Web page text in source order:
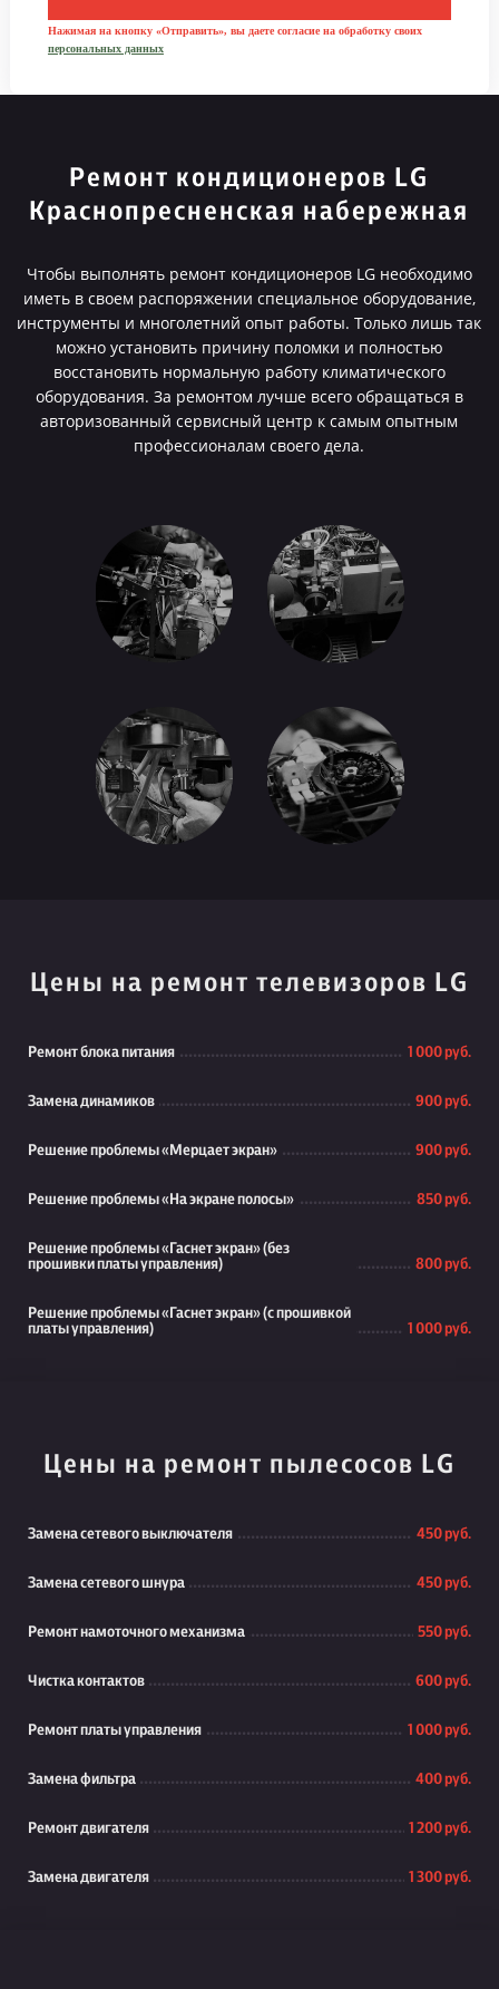
Нажимая на кнопку «Отправить», вы даете согласие на обработку своих
персональных данных
Ремонт кондиционеров LG
Краснопресненская набережная
Чтобы выполнять ремонт кондиционеров LG необходимо
иметь в своем распоряжении специальное оборудование,
инструменты и многолетний опыт работы. Только лишь так
можно установить причину поломки и полностью
восстановить нормальную работу климатического
оборудования. За ремонтом лучше всего обращаться в
авторизованный сервисный центр к самым опытным
профессионалам своего дела.
Цены на ремонт телевизоров LG
Ремонт блока питания 1 000 руб.
Замена динамиков 900 руб.
Решение проблемы «Мерцает экран» 900 руб.
Решение проблемы «На экране полосы» 850 руб.
Решение проблемы «Гаснет экран» (без
прошивки платы управления)
800 руб.
Решение проблемы «Гаснет экран» (с прошивкой
платы управления)
1 000 руб.
Цены на ремонт пылесосов LG
Замена сетевого выключателя 450 руб.
Замена сетевого шнура 450 руб.
Ремонт намоточного механизма 550 руб.
Чистка контактов 600 руб.
Ремонт платы управления 1 000 руб.
Замена фильтра 400 руб.
Ремонт двигателя 1 200 руб.
Замена двигателя 1 300 руб.